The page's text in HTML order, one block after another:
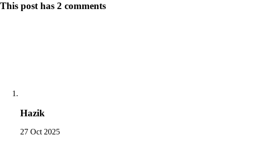
This post has 2 comments
Hazik
27 Oct 2025